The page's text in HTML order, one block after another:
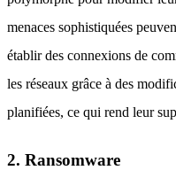
menaces sophistiquées
établir des connexions de
les réseaux grâce à des
planifiées, ce qui rend leur
2. Ransomware